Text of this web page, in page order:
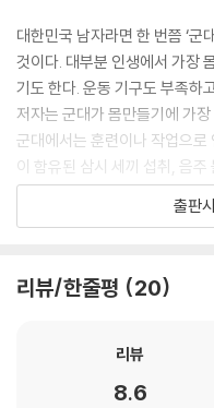
삼두 푸시업
스탠딩 밴드 킥 백
밴드 해머 컬
밴드 리버스 컬
밴드 오버헤드 익스텐션
덤벨 컬
덤벨 리버스 컬
덤벨 킥 백
#초급 운동 루틴
#중급 운동 루틴
대한민국 남자라면 한 번쯤 ‘군
것이다. 대부분 인생에서 가장
기도 한다. 운동 기구도 부족하
저자는 군대가 몸만들기에 가
군대에서는 훈련이나 작업으로
이 함유된 삼시 세끼 섭취, 음
이다. 사회에서 누리는 것보다
몸을 만드는 훈련을 할 수 있다
대와 같이 특수한 환경에서 맨
하다. 규칙적으로 반복되는 생
출판
리뷰/한줄평 20
리뷰
8.6